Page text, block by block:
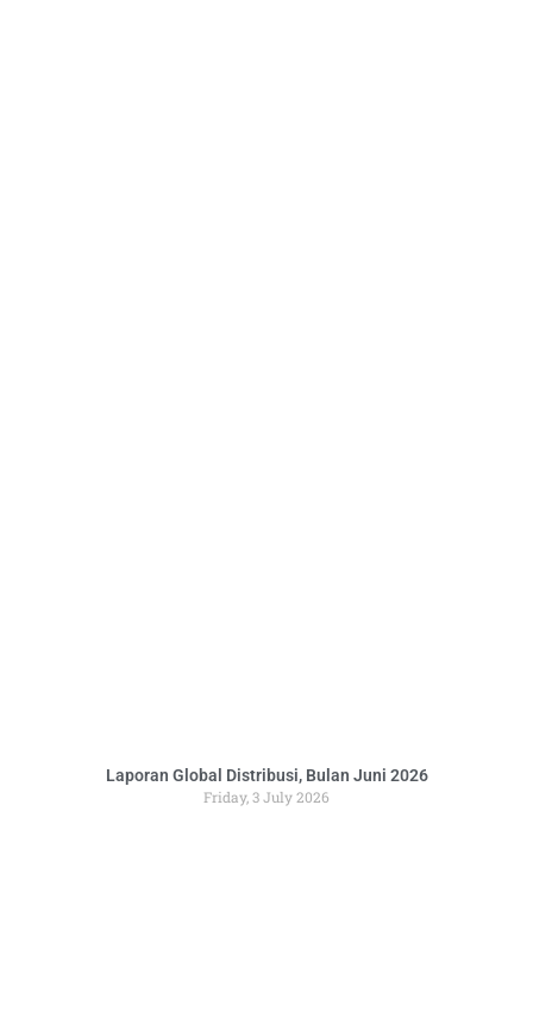
Laporan Global Distribusi, Bulan Juni 2026
Friday, 3 July 2026